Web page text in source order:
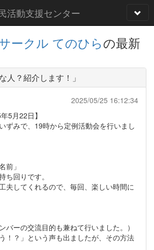
活動支援センター
ークル てのひらの最新
人？紹介します！」
2025/05/25 16:12:34
5月22日】
ずみで、19時から定例活動会を行いまし
前」
ち回りです。
夫してくれるので、毎回、楽しい時間に
バーの交流目的も兼ねて行いました。）
！？」という声も出ましたが、その方法